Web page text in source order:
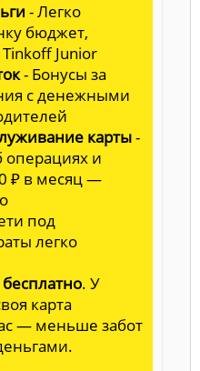
- Легко
бюджет,
Junior
- Бонусы за
с денежными
карты-
и
₽ в месяц —
под
легко
. У
карта
— меньше забот